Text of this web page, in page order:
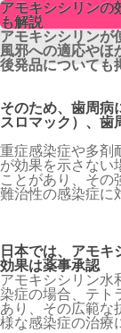
アモキシシリンの
も解説
アモキシシリンが
風邪への適応やほ
後発品についても
そのため、歯周病
スロマック）、歯
重症感染症や多剤
が効果を示さない
ことがあり、その
難治性の感染症に
日本では、アモキ
効果は薬事承認
アモキシシリン水
染症の場合、テト
あり、その広範な
様な感染症の治療
アモキシシリンの
も解説
アモキシシリンが
風邪への適応やほ
後発品についても